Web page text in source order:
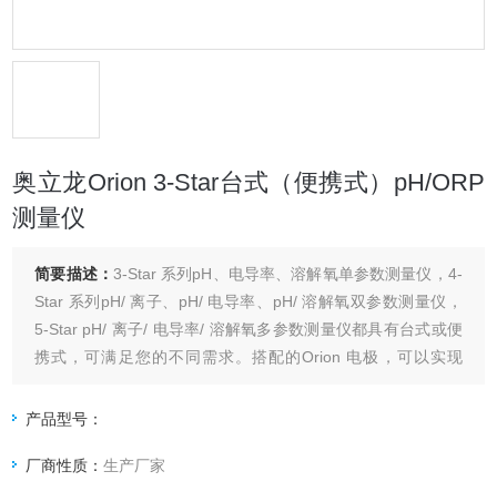
奥立龙Orion 3-Star台式（便携式）pH/ORP
测量仪
简要描述： 3-Star 系列pH、电导率、溶解氧单参数测量仪，4-
Star 系列pH/ 离子、pH/ 电导率、pH/ 溶解氧双参数测量仪，
5-Star pH/ 离子/ 电导率/ 溶解氧多参数测量仪都具有台式或便
携式，可满足您的不同需求。搭配的Orion 电极，可以实现
产品型号：
厂商性质：生产厂家